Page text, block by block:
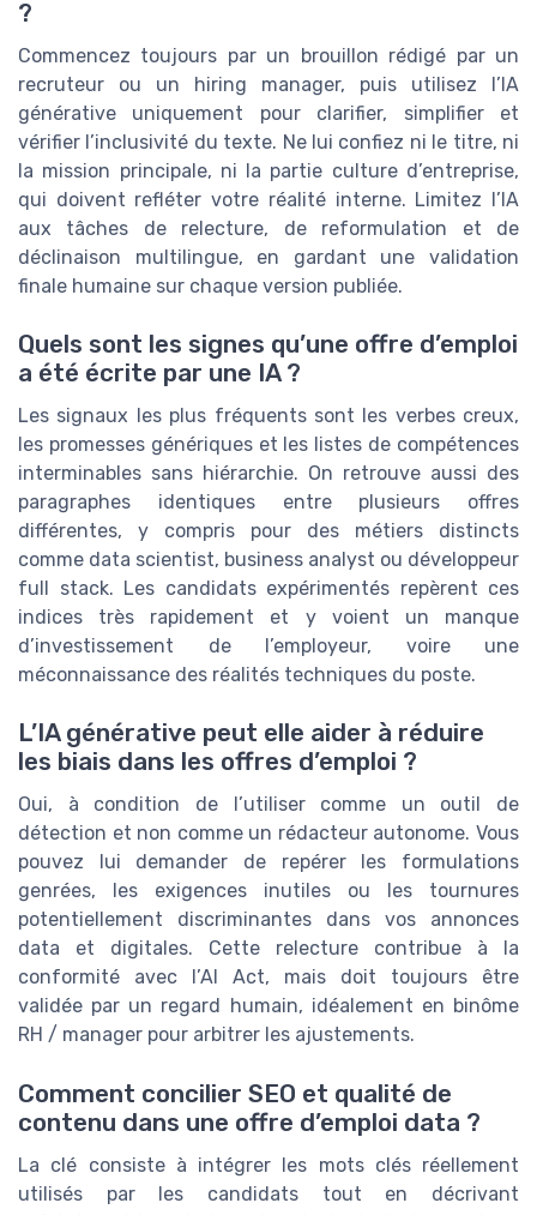
?
Commencez toujours par un brouillon rédigé par un
recruteur ou un hiring manager, puis utilisez l’IA
générative uniquement pour clarifier, simplifier et
vérifier l’inclusivité du texte. Ne lui confiez ni le titre, ni
la mission principale, ni la partie culture d’entreprise,
qui doivent refléter votre réalité interne. Limitez l’IA
aux tâches de relecture, de reformulation et de
déclinaison multilingue, en gardant une validation
finale humaine sur chaque version publiée.
Quels sont les signes qu’une offre d’emploi
a été écrite par une IA ?
Les signaux les plus fréquents sont les verbes creux,
les promesses génériques et les listes de compétences
interminables sans hiérarchie. On retrouve aussi des
paragraphes identiques entre plusieurs offres
différentes, y compris pour des métiers distincts
comme data scientist, business analyst ou développeur
full stack. Les candidats expérimentés repèrent ces
indices très rapidement et y voient un manque
d’investissement de l’employeur, voire une
méconnaissance des réalités techniques du poste.
L’IA générative peut elle aider à réduire
les biais dans les offres d’emploi ?
Oui, à condition de l’utiliser comme un outil de
détection et non comme un rédacteur autonome. Vous
pouvez lui demander de repérer les formulations
genrées, les exigences inutiles ou les tournures
potentiellement discriminantes dans vos annonces
data et digitales. Cette relecture contribue à la
conformité avec l’AI Act, mais doit toujours être
validée par un regard humain, idéalement en binôme
RH / manager pour arbitrer les ajustements.
Comment concilier SEO et qualité de
contenu dans une offre d’emploi data ?
La clé consiste à intégrer les mots clés réellement
utilisés par les candidats tout en décrivant